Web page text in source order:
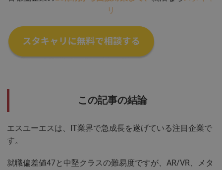
リ
この記事の結論
エスユーエスは、IT業界で急成長を遂げている注目企業で
す。
就職偏差値47と中堅クラスの難易度ですが、AR/VR、メタ